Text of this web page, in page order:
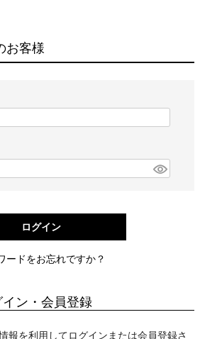
お客様
ログイン
ードをお忘れですか？
ン・会員登録
報を利用してログインまたは会員登録さ